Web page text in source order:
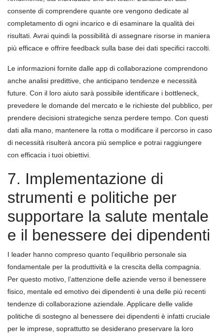
consente di comprendere quante ore vengono dedicate al
completamento di ogni incarico e di esaminare la qualità dei
risultati. Avrai quindi la possibilità di assegnare risorse in maniera
più efficace e offrire feedback sulla base dei dati specifici raccolti.
Le informazioni fornite dalle app di collaborazione comprendono
anche analisi predittive, che anticipano tendenze e necessità
future. Con il loro aiuto sarà possibile identificare i bottleneck,
prevedere le domande del mercato e le richieste del pubblico, per
prendere decisioni strategiche senza perdere tempo. Con questi
dati alla mano, mantenere la rotta o modificare il percorso in caso
di necessità risulterà ancora più semplice e potrai raggiungere
con efficacia i tuoi obiettivi.
7. Implementazione di
strumenti e politiche per
supportare la salute mentale
e il benessere dei dipendenti
I leader hanno compreso quanto l’equilibrio personale sia
fondamentale per la produttività e la crescita della compagnia.
Per questo motivo, l’attenzione delle aziende verso il benessere
fisico, mentale ed emotivo dei dipendenti è una delle più recenti
tendenze di collaborazione aziendale. Applicare delle valide
politiche di sostegno al benessere dei dipendenti è infatti cruciale
per le imprese, soprattutto se desiderano preservare la loro